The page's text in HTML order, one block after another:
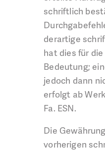
schriftlich
derartige
hat dies für
Bedeutung;
jedoch dann
erfolgt ab
Fa. ESN.
Die
vorherigen